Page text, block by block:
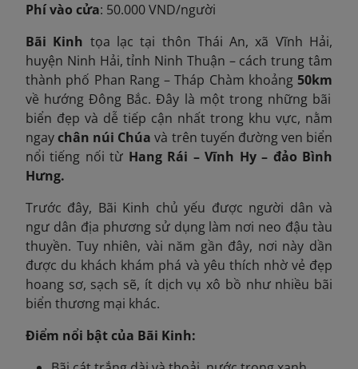
Phí vào cửa: 50.000 VND/người
Bãi Kinh tọa lạc tại thôn Thái An, xã Vĩnh Hải,
huyện Ninh Hải, tỉnh Ninh Thuận – cách trung tâm
thành phố Phan Rang – Tháp Chàm khoảng 50km
về hướng Đông Bắc. Đây là một trong những bãi
biển đẹp và dễ tiếp cận nhất trong khu vực, nằm
ngaychân núi Chúa và trên tuyến đường ven biển
nổi tiếng nối từ Hang Rái – Vĩnh Hy – đảo Bình
Hưng.
Trước đây, Bãi Kinh chủ yếu được người dân và
ngư dân địa phương sử dụng làm nơi neo đậu tàu
thuyền. Tuy nhiên, vài năm gần đây, nơi này dần
được du khách khám phá và yêu thích nhờ vẻ đẹp
hoang sơ, sạch sẽ, ít dịch vụ xô bồ như nhiều bãi
biển thương mại khác.
Điểm nổi bật của Bãi Kinh: